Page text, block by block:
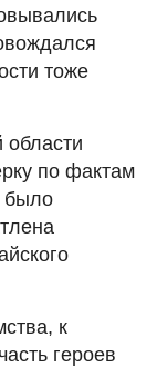
тоже
области
по фактам
было
к
героев